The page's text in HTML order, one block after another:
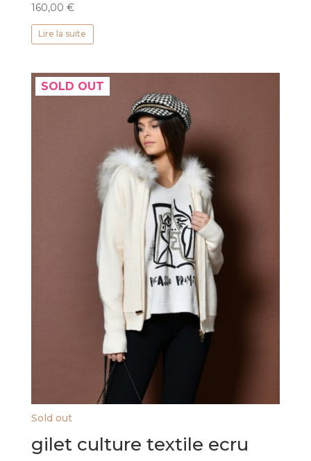
160,00 €
Lire la suite
SOLD OUT
Sold out
gilet culture textile ecru